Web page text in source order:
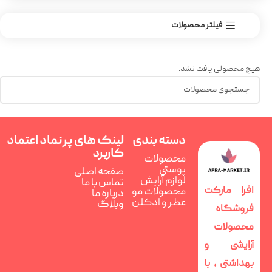
فیلتر محصولات
هیچ محصولی یافت نشد.
افرا مارکت
فروشگاه
محصولات
آرایشی و
بهداشتی ، با
دسته بندی
محصولات
پوستی
لوازم آرایش
محصولات مو
عطر و ادکلن
لینک های پر
کاربرد
صفحه اصلی
تماس با ما
درباره ما
وبلاگ
نماد اعتماد